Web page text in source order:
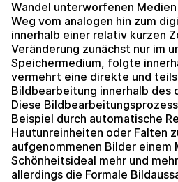
Wandel unterworfenen
Weg vom analogen hin zum
innerhalb einer relativ kurzen
Veränderung zunächst nur im
Speichermedium, folgte
vermehrt eine direkte und
Bildbearbeitung innerhalb des
Diese
Beispiel durch automatische
Hautunreinheiten oder Falten
aufgenommenen Bilder einem
Schönheitsideal mehr und
allerdings die Formale